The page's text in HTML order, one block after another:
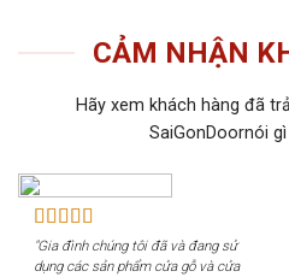
CẢM NHẬN
Hãy xem khách hàng đã
SaiGonDoornói
"Gia đình chúng tôi đã và đang sử
dụng các sản phẩm cửa gỗ và cửa